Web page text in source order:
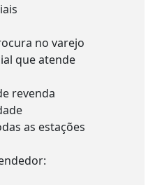
no varejo
que atende
revenda
as estações